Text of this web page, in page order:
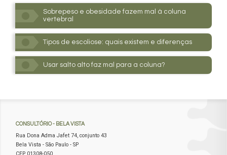
Sobrepeso e obesidade fazem mal à coluna
vertebral
Tipos de escoliose: quais existem e diferenças
Usar salto alto faz mal para a coluna?
CONSULTÓRIO- BELA VISTA
Rua Dona Adma Jafet 74, conjunto 43
Bela Vista - São Paulo - SP